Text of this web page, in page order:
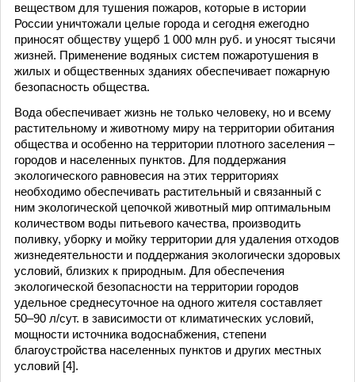
веществом для тушения пожаров, которые в истории
России уничтожали целые города и сегодня ежегодно
приносят обществу ущерб 1 000 млн руб. и уносят тысячи
жизней. Применение водяных систем пожаротушения в
жилых и общественных зданиях обеспечивает пожарную
безопасность общества.
Вода обеспечивает жизнь не только человеку, но и всему
растительному и животному миру на территории обитания
общества и особенно на территории плотного заселения –
городов и населенных пунктов. Для поддержания
экологического равновесия на этих территориях
необходимо обеспечивать растительный и связанный с
ним экологической цепочкой животный мир оптимальным
количеством воды питьевого качества, производить
поливку, уборку и мойку территории для удаления отходов
жизнедеятельности и поддержания экологически здоровых
условий, близких к природным. Для обеспечения
экологической безопасности на территории городов
удельное среднесуточное на одного жителя составляет
50–90 л/сут. в зависимости от климатических условий,
мощности источника водоснабжения, степени
благоустройства населенных пунктов и других местных
условий [4].